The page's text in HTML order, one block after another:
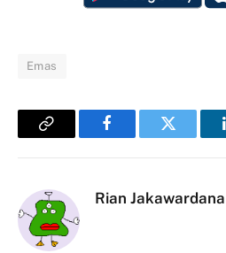
Emas
Copy
FacebookTwitter
Rian Jakawardana